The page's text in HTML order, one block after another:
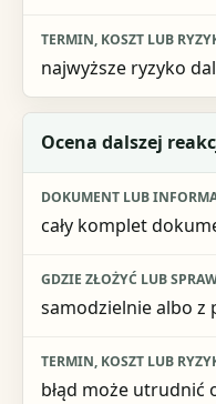
najwyższe ryzyko
Ocena dalszej
cały komplet
samodzielnie albo
błąd może utrudnić